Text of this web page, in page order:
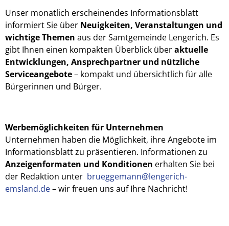
Unser monatlich erscheinendes Informationsblatt
informiert Sie über Neuigkeiten, Veranstaltungen und
wichtige Themen aus der Samtgemeinde Lengerich. Es
gibt Ihnen einen kompakten Überblick überaktuelle
Entwicklungen, Ansprechpartner und nützliche
Serviceangebote– kompakt und übersichtlich für alle
Bürgerinnen und Bürger.
Werbemöglichkeiten für Unternehmen
Unternehmen haben die Möglichkeit, ihre Angebote im
Informationsblatt zu präsentieren. Informationen zu
Anzeigenformaten und Konditionen erhalten Sie bei
der Redaktion unter brueggemann@lengerich-
emsland.de– wir freuen uns auf Ihre Nachricht!